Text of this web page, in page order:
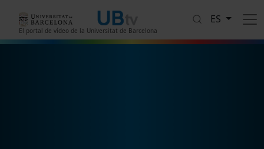
El portal de vídeo de la Universitat de Barcelona
ES